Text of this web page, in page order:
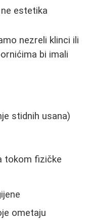
estetika
nezreli klinci ili
bi imali
stidnih usana)
tokom fizičke
ometaju